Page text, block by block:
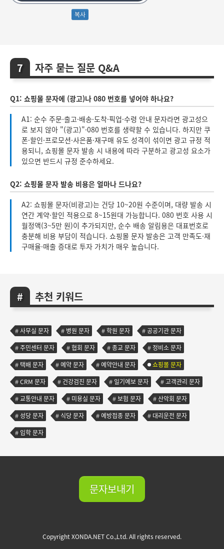
자주 묻는 질문 Q&A
Q1: 쇼핑몰 문자에 (광고)나 080 번호를 넣어야 하나요?
A1: 순수 주문·출고·배송·도착·픽업·수령 안내 문자라면 광고성으
로 보지 않아 "(광고)"·080 번호를 생략할 수 있습니다. 하지만 쿠
폰·할인·프로모션·사은품·재구매 유도 성격이 섞이면 광고 규정 적
용되니, 쇼핑몰 문자 발송 시 내용에 따라 구분하고 광고성 요소가
있으면 반드시 규정 준수하세요.
Q2: 쇼핑몰 문자 발송 비용은 얼마나 드나요?
A2: 쇼핑몰 문자(비광고)는 건당 10~20원 수준이며, 대량 발송 시
연간 계약·할인 적용으로 8~15원대 가능합니다. 080 번호 사용 시
월정액(3~5만 원)이 추가되지만, 순수 배송 알림용은 대표번호로
충분해 비용 부담이 적습니다. 쇼핑몰 문자 발송은 고객 만족도·재
구매율·매출 증대로 투자 가치가 매우 높습니다.
추천 키워드
사무실 문자 병원 문자 학원 문자
공공기관 문자
주민센터 문자
협회 문자 종교 문자
정비소 문자
택배 문자
예약 문자 예약안내 문자
쇼핑몰 문자
CRM 문자
건강검진 문자 일기예보 문자
고객관리 문자
교통안내 문자
미용실 문자 보험 문자
산악회 문자
성당 문자
식당 문자 예방접종 문자
대리운전 문자
입학 문자
문자보내기
Copyright XONDA.NET Co.,Ltd. All rights reserved.